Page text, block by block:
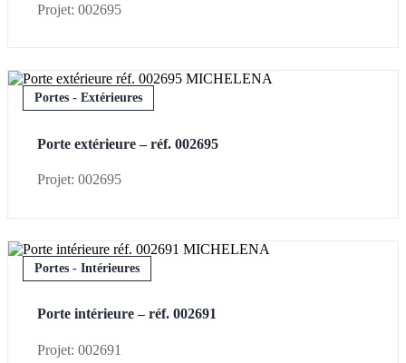
Projet: 002695
Portes - Extérieures
Porte extérieure – réf. 002695
Projet: 002695
Portes - Intérieures
Porte intérieure – réf. 002691
Projet: 002691